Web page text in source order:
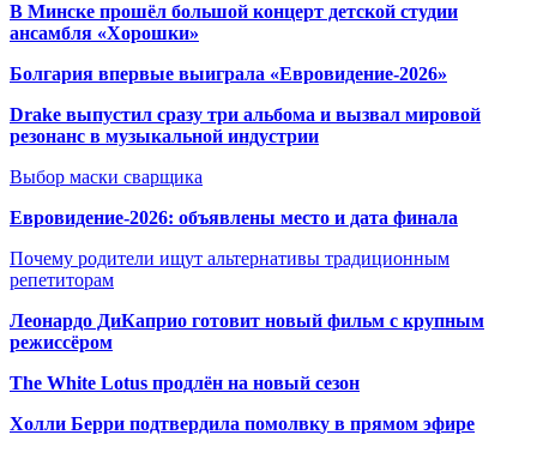
В Минске прошёл большой концерт детской студии
ансамбля «Хорошки»
Болгария впервые выиграла «Евровидение-2026»
Drake выпустил сразу три альбома и вызвал мировой
резонанс в музыкальной индустрии
Выбор маски сварщика
Евровидение-2026: объявлены место и дата финала
Почему родители ищут альтернативы традиционным
репетиторам
Леонардо ДиКаприо готовит новый фильм с крупным
режиссёром
The White Lotus продлён на новый сезон
Холли Берри подтвердила помолвку в прямом эфире